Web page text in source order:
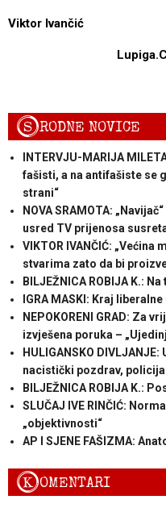
Viktor Ivančić
SRODNE NOVICE
INTERVJU-MARIJA
fašisti, a na antifašiste se
strani“
NOVA SRAMOTA:
usred TV prijenosa
VIKTOR IVANČIĆ:
stvarima zato da bi
BILJEŽNICA ROBIJA K.:
IGRA MASKI: Kraj
NEPOKORENI GRAD: Za
izvješena poruka –
HULIGANSKO
nacistički pozdrav,
BILJEŽNICA ROBIJA K.:
SLUČAJ IVE RINČIĆ:
„objektivnosti“
AP I SJENE FAŠIZMA:
KOMENTARI